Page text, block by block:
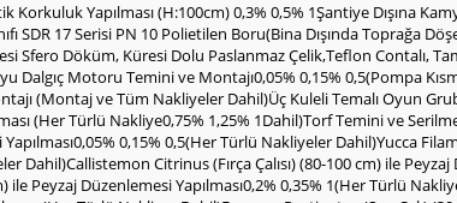
Korkuluk Yapılması (H:100cm) 0,3% 0,5% 1Şantiye Dışına
SDR 17 Serisi PN 10 Polietilen Boru(Bina Dışında Toprağa
Sfero Döküm, Küresi Dolu Paslanmaz Çelik,Teflon Contalı,
Dalgıç Motoru Temini ve Montajı0,05% 0,15% 0,5(Pompa
(Montaj ve Tüm Nakliyeler Dahil)Üç Kuleli Temalı Oyun
(Her Türlü Nakliye0,75% 1,25% 1Dahil)Torf Temini ve
0,15% 0,5(Her Türlü Nakliyeler Dahil)Yucca
Dahil)Callistemon Citrinus (Fırça Çalısı) (80-100 cm) ile Peyzaj
ile Peyzaj Düzenlemesi Yapılması0,2% 0,35% 1(Her Türlü